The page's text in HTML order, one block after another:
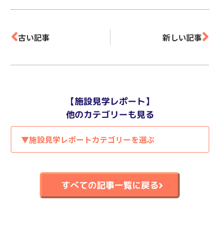
古い記事 新しい記事
【施設見学レポート】
他のカテゴリーも見る
▼施設見学レポートカテゴリーを選ぶ
すべての記事一覧に戻る